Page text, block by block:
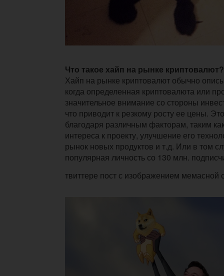
Что такое хайп на рынке криптовалют?
Хайп на рынке криптовалют обычно
когда определенная криптовалюта или
значительное внимание со стороны
что приводит к резкому росту ее цены.
благодаря различным факторам, таким
интереса к проекту, улучшение его
рынок новых продуктов и т.д. Или в том
популярная личность со 130 млн.
твиттере пост с изображением мемасной